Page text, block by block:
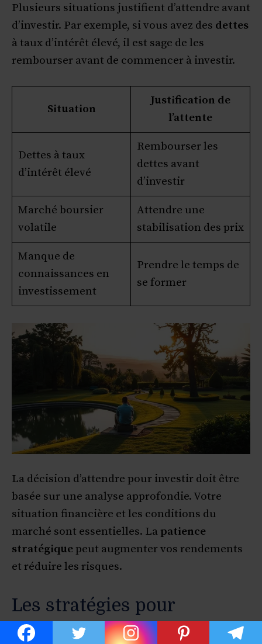
Plusieurs situations justifient d’attendre avant
d’investir. Par exemple, si vous avez des dettes
à taux d’intérêt élevé, il est sage de les
rembourser avant de commencer à investir.
Situation
Justification de
l’attente
Dettes à taux
d’intérêt élevé
Rembourser les
dettes avant
d’investir
Marché boursier
volatile
Attendre une
stabilisation des prix
Manque de
connaissances en
investissement
Prendre le temps de
se former
La décision d’attendre pour investir doit être
basée sur une analyse approfondie. Votre
situation financière et les conditions du
marché sont essentielles. La patience
stratégique peut augmenter vos rendements
et réduire les risques.
Les stratégies pour
surmonter l’inertie